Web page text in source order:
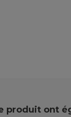
produit ont